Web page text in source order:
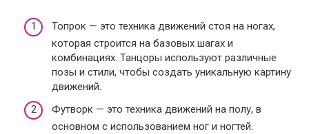
Топрок — это техника движений стоя на ногах,
которая строится на базовых шагах и
комбинациях. Танцоры используют различные
позы и стили, чтобы создать уникальную картину
движений.
Футворк — это техника движений на полу, в
основном с использованием ног и ногтей.